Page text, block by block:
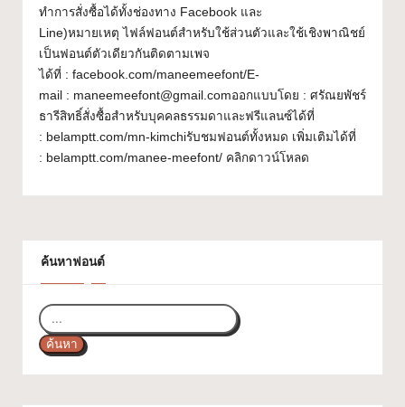
ต์
ส
ว
ย
ๆ
ใ
ช้
ไ
ด้
ทุ
ก
โ
ทำการสั่งซื้อได้ทั้งช่องทาง Facebook และ
Line)หมายเหตุ ไฟล์ฟอนต์สำหรับใช้ส่วนตัวและใช้เชิงพาณิชย์
เป็นฟอนต์ตัวเดียวกันติดตามเพจ
ได้ที่ : facebook.com/maneemeefont/E-
mail : maneemeefont@gmail.comออกแบบโดย : ศรัณยพัชร์
ธารีสิทธิ์สั่งซื้อสำหรับบุคคลธรรมดาและฟรีแลนซ์ได้ที่
: belamptt.com/mn-kimchiรับชมฟอนต์ทั้งหมด เพิ่มเติมได้ที่
: belamptt.com/manee-meefont/ คลิกดาวน์โหลด
ค้นหาฟอนต์
ค้นหา